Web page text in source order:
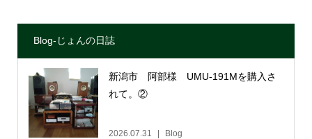
Blog-じょんの日誌
新潟市 阿部様 UMU-191Mを購入さ
れて。②
2026.07.31 Blog